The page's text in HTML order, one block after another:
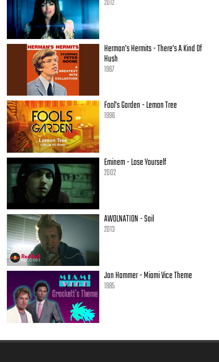
2012
Herman's Hermits - There's A Kind Of
Hush
1967
Fool's Garden - Lemon Tree
1996
Eminem - Lose Yourself
2002
AWOLNATION - Sail
2013
Jan Hammer - Miami Vice Theme
1985